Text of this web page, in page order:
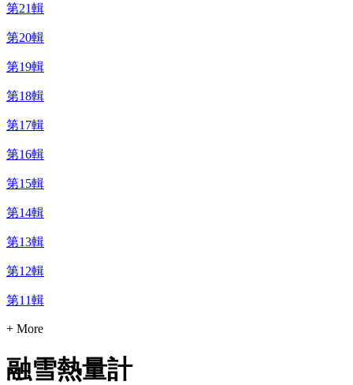
第21輯
第20輯
第19輯
第18輯
第17輯
第16輯
第15輯
第14輯
第13輯
第12輯
第11輯
+ More
融雪熱量計